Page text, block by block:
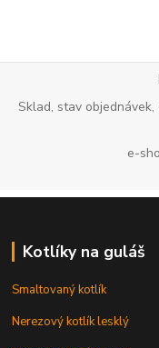
Sklad, stav
e-
Kotlíky na guláš
Smaltovaný kotlík
Nerezový kotlík lesklý